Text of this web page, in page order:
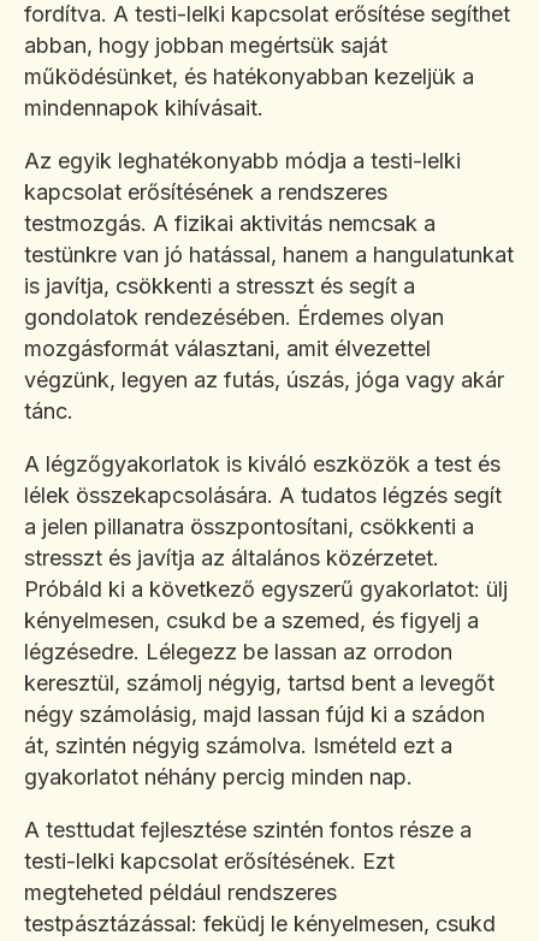
fordítva. A testi-lelki kapcsolat erősítése segíthet
abban, hogy jobban megértsük saját
működésünket, és hatékonyabban kezeljük a
mindennapok kihívásait.
Az egyik leghatékonyabb módja a testi-lelki
kapcsolat erősítésének a rendszeres
testmozgás. A fizikai aktivitás nemcsak a
testünkre van jó hatással, hanem a hangulatunkat
is javítja, csökkenti a stresszt és segít a
gondolatok rendezésében. Érdemes olyan
mozgásformát választani, amit élvezettel
végzünk, legyen az futás, úszás, jóga vagy akár
tánc.
A légzőgyakorlatok is kiváló eszközök a test és
lélek összekapcsolására. A tudatos légzés segít
a jelen pillanatra összpontosítani, csökkenti a
stresszt és javítja az általános közérzetet.
Próbáld ki a következő egyszerű gyakorlatot: ülj
kényelmesen, csukd be a szemed, és figyelj a
légzésedre. Lélegezz be lassan az orrodon
keresztül, számolj négyig, tartsd bent a levegőt
négy számolásig, majd lassan fújd ki a szádon
át, szintén négyig számolva. Ismételd ezt a
gyakorlatot néhány percig minden nap.
A testtudat fejlesztése szintén fontos része a
testi-lelki kapcsolat erősítésének. Ezt
megteheted például rendszeres
testpásztázással: feküdj le kényelmesen, csukd